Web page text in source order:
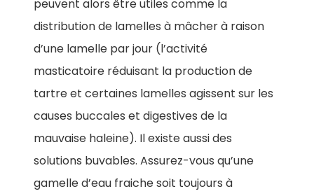
peuvent alors être utiles comme la
distribution de lamelles à mâcher à raison
d’une lamelle par jour (l’activité
masticatoire réduisant la production de
tartre et certaines lamelles agissent sur les
causes buccales et digestives de la
mauvaise haleine). Il existe aussi des
solutions buvables. Assurez-vous qu’une
gamelle d’eau fraiche soit toujours à